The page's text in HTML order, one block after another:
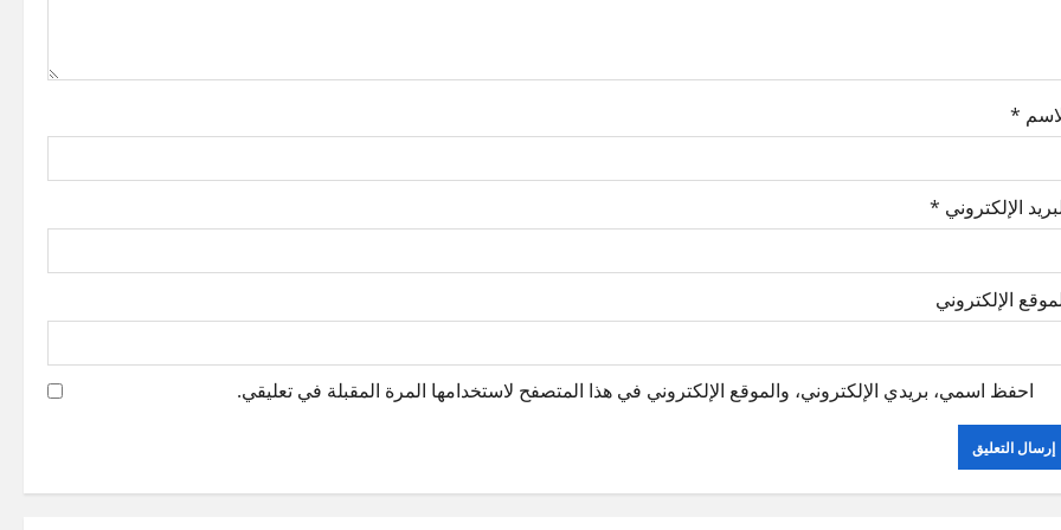
*
الإلكتروني *
الإلكتروني
احفظ اسمي، بريدي الإلكتروني، والموقع الإلكتروني في هذا المتصفح لاستخدامها المرة المقبلة في تعليقي.